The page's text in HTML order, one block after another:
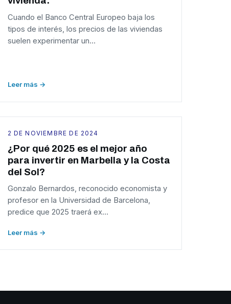
Cuando el Banco Central Europeo baja los
tipos de interés, los precios de las viviendas
suelen experimentar un…
Leer más →
2 DE NOVIEMBRE DE 2024
¿Por qué 2025 es el mejor año
para invertir en Marbella y la Costa
del Sol?
Gonzalo Bernardos, reconocido economista y
profesor en la Universidad de Barcelona,
predice que 2025 traerá ex…
Leer más →